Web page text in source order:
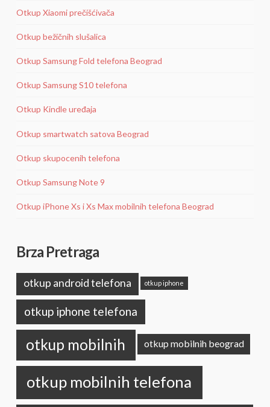
Otkup Xiaomi prečišćivača
Otkup bežičnih slušalica
Otkup Samsung Fold telefona Beograd
Otkup Samsung S10 telefona
Otkup Kindle uređaja
Otkup smartwatch satova Beograd
Otkup skupocenih telefona
Otkup Samsung Note 9
Otkup iPhone Xs i Xs Max mobilnih telefona Beograd
Brza Pretraga
otkup android telefona otkup iphone
otkup iphone telefona
otkup mobilnih otkup mobilnih beograd
otkup mobilnih telefona